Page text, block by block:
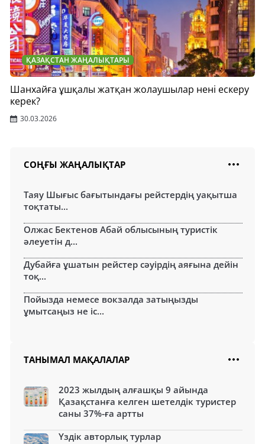
ҚАЗАҚСТАН ЖАҢАЛЫҚТАРЫ
Шанхайға ұшқалы жатқан жолаушылар нені ескеру
керек?
30.03.2026
СОҢҒЫ ЖАҢАЛЫҚТАР
Таяу Шығыс бағытындағы рейстердің уақытша
тоқтаты...
Олжас Бектенов Абай облысының туристік
әлеуетін д...
Дубайға ұшатын рейстер сәуірдің аяғына дейін
тоқ...
Пойызда немесе вокзалда затыңызды
ұмытсаңыз не іс...
ТАНЫМАЛ МАҚАЛАЛАР
2023 жылдың алғашқы 9 айында
Қазақстанға келген шетелдік туристер
саны 37%-ға артты
Үздік авторлық турлар